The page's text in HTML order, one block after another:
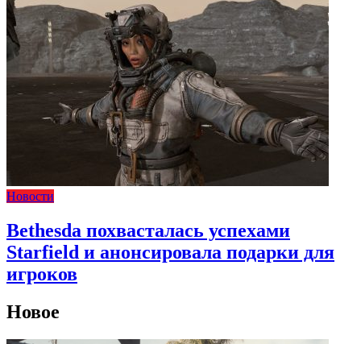
Новости
Bethesda похвасталась успехами
Starfield и анонсировала подарки для
игроков
Новое